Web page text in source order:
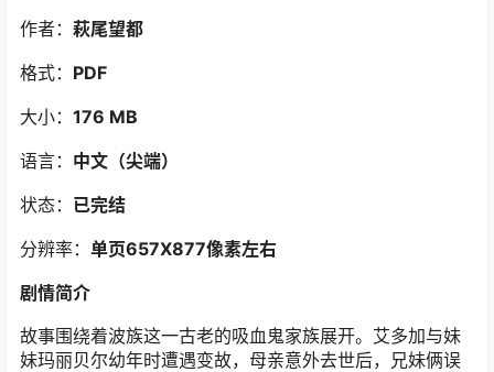
作者： 萩尾望都
格式： PDF
大小： 176 MB
语言： 中文（尖端）
状态： 已完结
分辨率： 单页657X877像素左右
剧情简介
故事围绕着波族这一古老的吸血鬼家族展开。艾多加与妹
妹玛丽贝尔幼年时遭遇变故，母亲意外去世后，兄妹俩误